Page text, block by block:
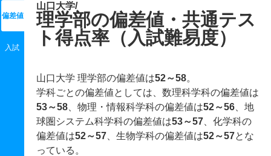
偏差値
入試
山口大学/
理学部の偏差値・共通テス
ト得点率（入試難易度）
山口大学 理学部の偏差値は52～58。
学科ごとの偏差値としては、数理科学科の偏差値は
53～58 、物理・情報科学科の偏差値は52～56 、地
球圏システム科学科の偏差値は53～57 、化学科の
偏差値は52～57 、生物学科の偏差値は52～57とな
っている。